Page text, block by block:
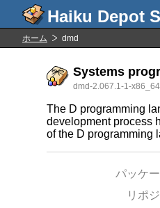
ホーム dmd
Systems
dmd-2.067.1-1-x86_64
The D programming
development process
of the D programming
パッケ
リポ